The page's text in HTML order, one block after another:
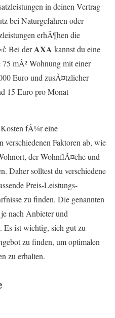
in deinen Vertrag
bei Naturgefahren oder
erhÃ¶hen die
: Bei derAXA kannst du eine
mÂ² Wohnung mit einer
Euro und zusÃ¤tzlicher
15 Euro pro Monat
fÃ¼r eine
verschiedenen Faktoren ab, wie
der WohnflÃ¤che und
Daher solltest du verschiedene
Preis-Leistungs-
zu finden. Die genannten
nach Anbieter und
Es ist wichtig, sich gut zu
zu finden, um optimalen
zu erhalten.